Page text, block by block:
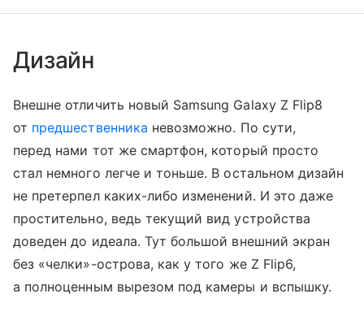
Дизайн
Внешне отличить новый Samsung Galaxy Z Flip8
от предшественника невозможно. По сути,
перед нами тот же смартфон, который просто
стал немного легче и тоньше. В остальном дизайн
не претерпел каких-либо изменений. И это даже
простительно, ведь текущий вид устройства
доведен до идеала. Тут большой внешний экран
без «челки»-острова, как у того же Z Flip6,
а полноценным вырезом под камеры и вспышку.